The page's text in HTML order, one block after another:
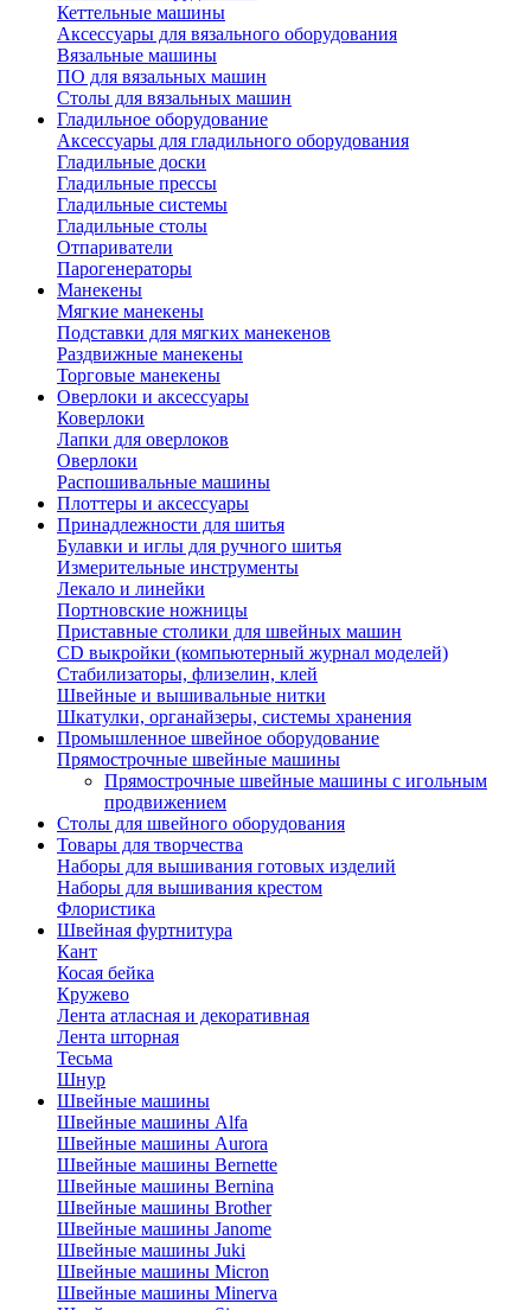
Кеттельные машины
Аксессуары для вязального оборудования
Вязальные машины
ПО для вязальных машин
Столы для вязальных машин
Гладильное оборудование
Аксессуары для гладильного оборудования
Гладильные доски
Гладильные прессы
Гладильные системы
Гладильные столы
Отпариватели
Парогенераторы
Манекены
Мягкие манекены
Подставки для мягких манекенов
Раздвижные манекены
Торговые манекены
Оверлоки и аксессуары
Коверлоки
Лапки для оверлоков
Оверлоки
Распошивальные машины
Плоттеры и аксессуары
Принадлежности для шитья
Булавки и иглы для ручного шитья
Измерительные инструменты
Лекало и линейки
Портновские ножницы
Приставные столики для швейных машин
СD выкройки (компьютерный журнал моделей)
Стабилизаторы, флизелин, клей
Швейные и вышивальные нитки
Шкатулки, органайзеры, системы хранения
Промышленное швейное оборудование
Прямострочные швейные машины
Прямострочные швейные машины с игольным
продвижением
Столы для швейного оборудования
Товары для творчества
Наборы для вышивания готовых изделий
Наборы для вышивания крестом
Флористика
Швейная фуртнитура
Кант
Косая бейка
Кружево
Лента aтласная и декоративная
Лента шторная
Тесьма
Шнур
Швейные машины
Швейные машины Alfa
Швейные машины Aurora
Швейные машины Bernette
Швейные машины Bernina
Швейные машины Brother
Швейные машины Janome
Швейные машины Juki
Швейные машины Micron
Швейные машины Minerva